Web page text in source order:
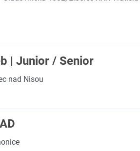
| Junior / Senior
nad Nisou